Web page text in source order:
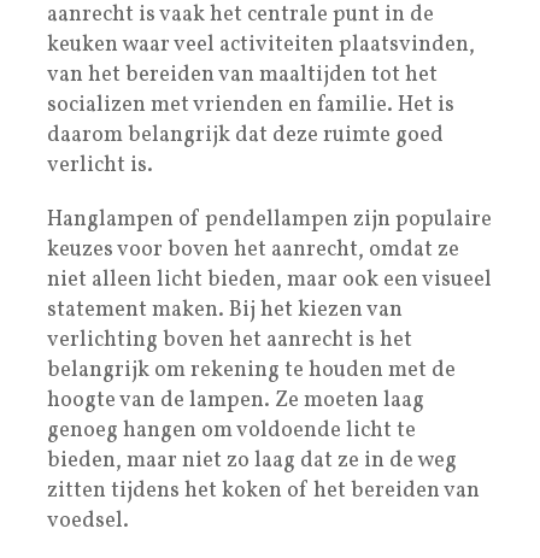
aanrecht is vaak het centrale punt in de
keuken waar veel activiteiten plaatsvinden,
van het bereiden van maaltijden tot het
socializen met vrienden en familie. Het is
daarom belangrijk dat deze ruimte goed
verlicht is.
Hanglampen of pendellampen zijn populaire
keuzes voor boven het aanrecht, omdat ze
niet alleen licht bieden, maar ook een visueel
statement maken. Bij het kiezen van
verlichting boven het aanrecht is het
belangrijk om rekening te houden met de
hoogte van de lampen. Ze moeten laag
genoeg hangen om voldoende licht te
bieden, maar niet zo laag dat ze in de weg
zitten tijdens het koken of het bereiden van
voedsel.